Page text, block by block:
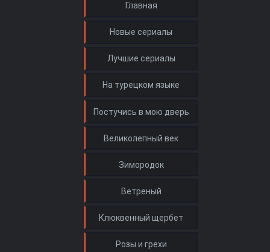
Главная
Новые сериалы
Лучшие сериалы
На турецком языке